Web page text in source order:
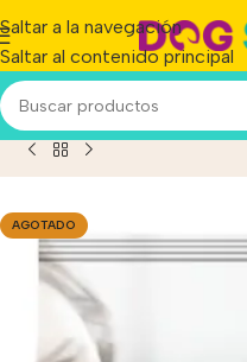
Saltar a la navegación
Saltar al contenido principal
Inicio/ Producto/
AGOTADO